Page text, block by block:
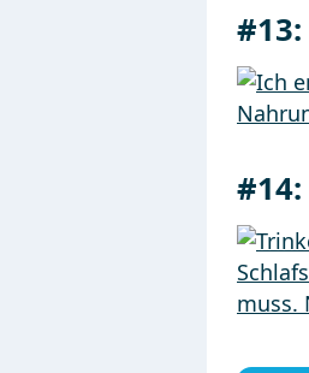
#13:
#14: